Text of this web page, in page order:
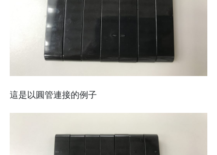
這是以圓管連接的例子